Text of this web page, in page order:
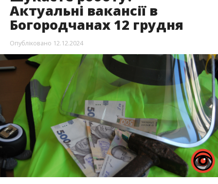
Актуальні вакансії в
Богородчанах 12 грудня
Опубліковано 12.12.2024